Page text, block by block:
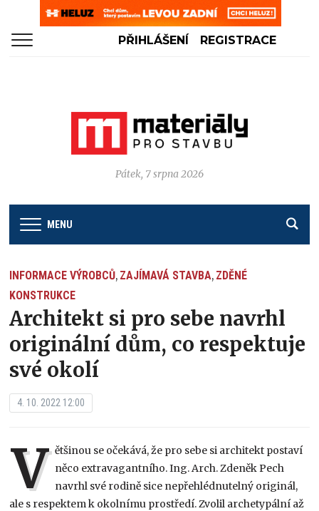
PŘIHLÁŠENÍ REGISTRACE
Pátek, 7 srpna 2026
MENU
INFORMACE VÝROBCŮ, ZAJÍMAVÁ STAVBA, ZDĚNÉ
KONSTRUKCE
Architekt si pro sebe navrhl
originální dům, co respektuje
své okolí
4. 10. 2022 12:00
V ětšinou se očekává, že pro sebe si architekt postaví
něco extravagantního. Ing. Arch. Zdeněk Pech
navrhl své rodině sice nepřehlédnutelný originál,
ale s respektem k okolnímu prostředí. Zvolil archetypální až